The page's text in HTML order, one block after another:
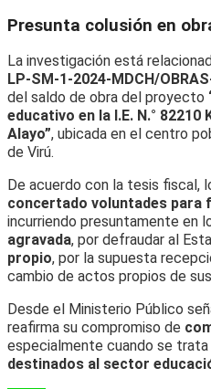
Presunta colusión en
La investigación está
LP-SM-1-2024-MDCH/
del saldo de obra del proyecto
educativo en la I.E. N.° 82210
Alayo”, ubicada en el centro
de Virú.
De acuerdo con la tesis fiscal,
concertado voluntades
incurriendo presuntamente en
agravada, por defraudar al
propio, por la supuesta
cambio de actos propios de
Desde el Ministerio Público
reafirma su compromiso de
especialmente cuando se trata
destinados al sector